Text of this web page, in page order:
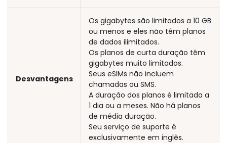
Desvantagens
Os gigabytes são limitados a 10 GB
ou menos e eles não têm planos
de dados ilimitados.
Os planos de curta duração têm
gigabytes muito limitados.
Seus eSIMs não incluem
chamadas ou SMS.
A duração dos planos é limitada a
1 dia ou a meses. Não há planos
de média duração.
Seu serviço de suporte é
exclusivamente em inglês.